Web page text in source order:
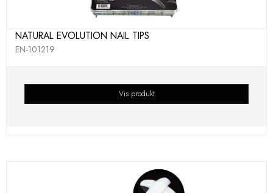
NATURAL EVOLUTION NAIL TIPS
EN-101219
Vis produkt